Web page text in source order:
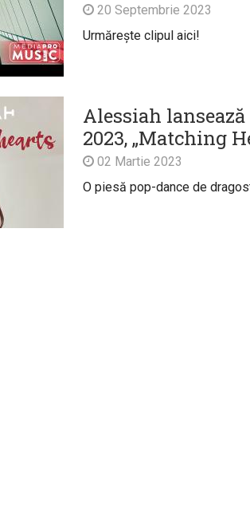
20 Septembrie 2023
Urmărește clipul aici!
Alessiah
2023, „Matching
02 Martie 2023
O piesă pop-dance de